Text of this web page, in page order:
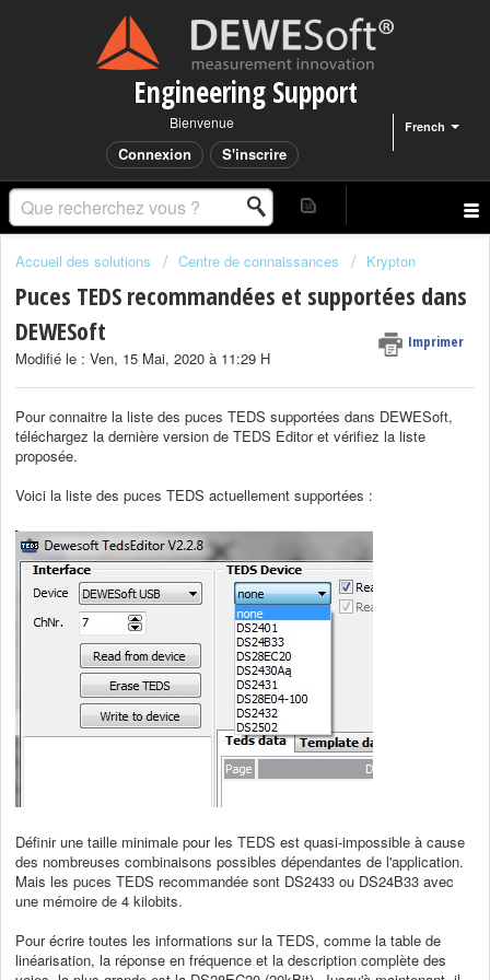
Engineering Support
French
Bienvenue
Connexion S'inscrire
Accueil des solutions Centre de connaissances Krypton
Puces TEDS recommandées et supportées dans
DEWESoft
Imprimer
Modifié le : Ven, 15 Mai, 2020 à 11:29 H
Pour connaitre la liste des puces TEDS supportées dans DEWESoft,
téléchargez la dernière version de TEDS Editor et vérifiez la liste
proposée.
Voici la liste des puces TEDS actuellement supportées :
Définir une taille minimale pour les TEDS est quasi-impossible à cause
des nombreuses combinaisons possibles dépendantes de l'application.
Mais les puces TEDS recommandée sont DS2433 ou DS24B33 avec
une mémoire de 4 kilobits.
Pour écrire toutes les informations sur la TEDS, comme la table de
linéarisation, la réponse en fréquence et la description complète des